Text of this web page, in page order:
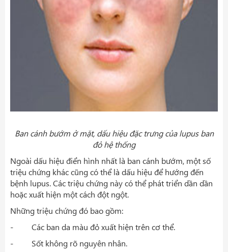
Ban cánh bướm ở mặt, dấu hiệu đặc trưng của lupus ban
đỏ hệ thống
Ngoài dấu hiệu điển hình nhất là ban cánh bướm, một số
triệu chứng khác cũng có thể là dấu hiệu để hướng đến
bệnh lupus. Các triệu chứng này có thể phát triển dần dần
hoặc xuất hiện một cách đột ngột.
Những triệu chứng đó bao gồm:
- Các ban da màu đỏ xuất hiện trên cơ thể.
- Sốt không rõ nguyên nhân.